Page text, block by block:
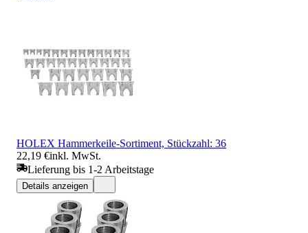
HOLEX Hammerkeile-Sortiment, Stückzahl: 36
22,19 €inkl. MwSt.
Lieferung bis 1-2 Arbeitstage
Details anzeigen